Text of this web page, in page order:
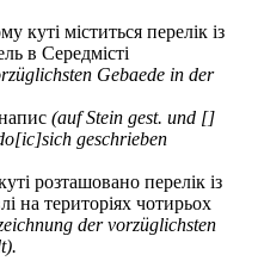
куті міститься перелік із
в Середмісті
Gebaede in der
(auf Stein gest. und []
geschrieben
розташовано перелік із
на територіях чотирьох
der vorzüglichsten